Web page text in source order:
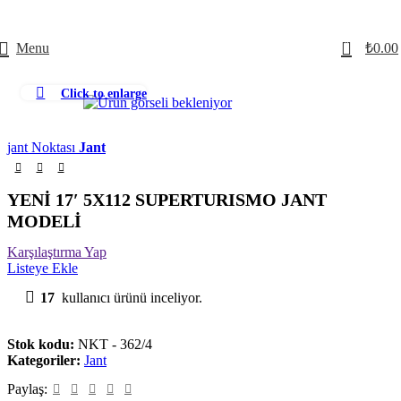
Menu 0 ₺0.00
Click to enlarge
jant Noktası Jant
YENİ 17′ 5X112 SUPERTURISMO JANT
MODELİ
Karşılaştırma Yap
Listeye Ekle
17 kullanıcı ürünü inceliyor.
Stok kodu: NKT - 362/4
Kategoriler: Jant
Paylaş: